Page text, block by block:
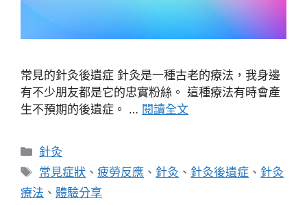
常見的針灸後遺症 針灸是一種古老的療法，我身邊
有不少朋友都是它的忠實粉絲。 這種療法有時會產
生不預期的後遺症。 … 閱讀全文
分
類
針灸
標
籤
常見症狀 、疲勞反應 、 針灸 、 針灸後遺症 、 針灸
療法 、 體驗分享